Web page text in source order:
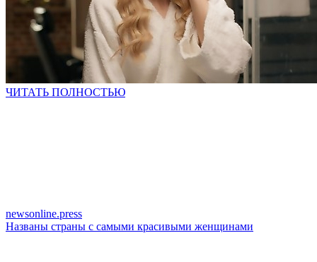
ЧИТАТЬ ПОЛНОСТЬЮ
newsonline.press
Названы страны с самыми красивыми женщинами